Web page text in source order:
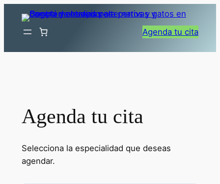
contenido
Agenda tu cita
Agenda tu cita
Selecciona la especialidad que deseas
agendar.